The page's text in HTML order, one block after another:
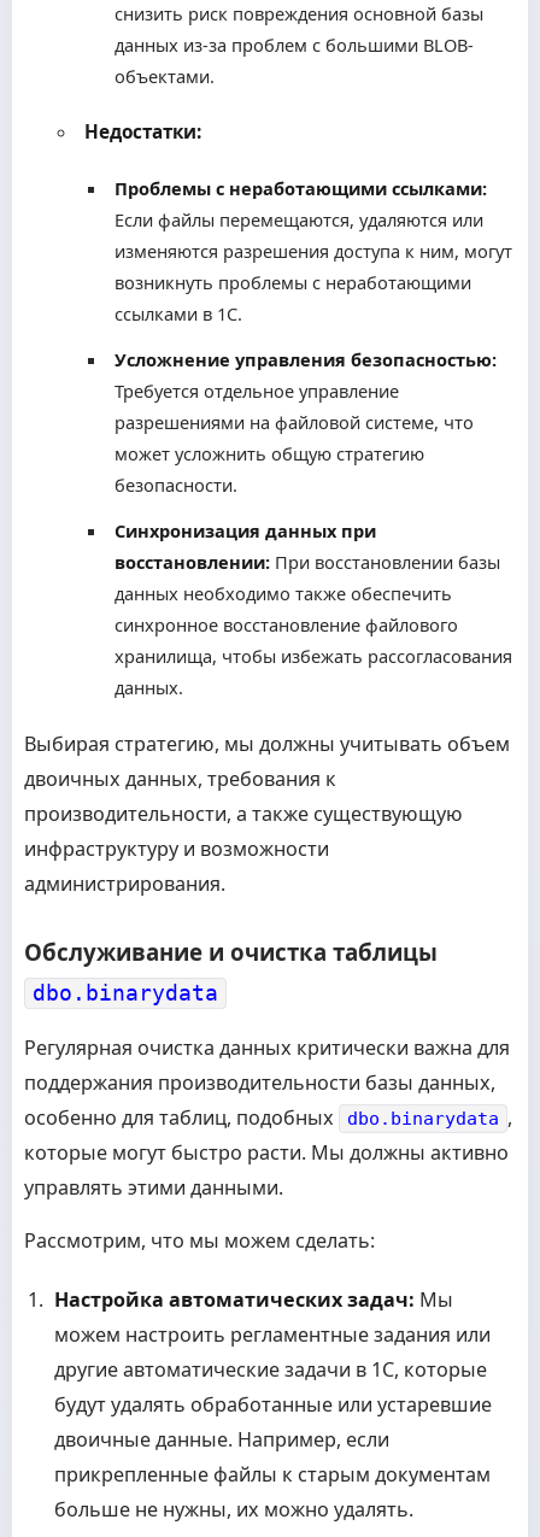
снизить риск повреждения основной базы
данных из-за проблем с большими BLOB-
объектами.
Недостатки:
Проблемы с неработающими ссылками:
Если файлы перемещаются, удаляются или
изменяются разрешения доступа к ним, могут
возникнуть проблемы с неработающими
ссылками в 1С.
Усложнение управления безопасностью:
Требуется отдельное управление
разрешениями на файловой системе, что
может усложнить общую стратегию
безопасности.
Синхронизация данных при
восстановлении: При восстановлении базы
данных необходимо также обеспечить
синхронное восстановление файлового
хранилища, чтобы избежать рассогласования
данных.
Выбирая стратегию, мы должны учитывать объем
двоичных данных, требования к
производительности, а также существующую
инфраструктуру и возможности
администрирования.
Обслуживание и очистка таблицы
dbo.binarydata
Регулярная очистка данных критически важна для
поддержания производительности базы данных,
особенно для таблиц, подобных
dbo.binarydata ,
которые могут быстро расти. Мы должны активно
управлять этими данными.
Рассмотрим, что мы можем сделать:
Настройка автоматических задач: Мы
можем настроить регламентные задания или
другие автоматические задачи в 1С, которые
будут удалять обработанные или устаревшие
двоичные данные. Например, если
прикрепленные файлы к старым документам
больше не нужны, их можно удалять.